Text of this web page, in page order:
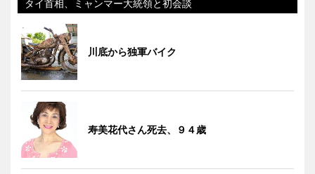
タイ首相、ミャンマー大統領と初会談
川底から独軍バイク
寿美花代さん死去、９４歳